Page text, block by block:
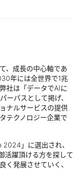
、成長の中心軸であ
年には全世界で1兆
社は「データでAIに
ーパスとして掲げ、
ナルサービスの提供
テクノロジー企業で
」に選出され、
活躍頂ける方を探して
く発展させていく、